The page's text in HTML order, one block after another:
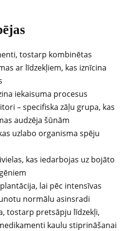
tostarp kombinētas
ar līdzekļiem, kas iznīcina
iekaisuma procesus
– specifiska zāļu grupa, kas
audzēja šūnām
uzlabo organisma spēju
kas iedarbojas uz bojāto
lai pēc intensīvas
normālu asinsradi
tostarp pretsāpju līdzekļi,
kaulu stiprināšanai